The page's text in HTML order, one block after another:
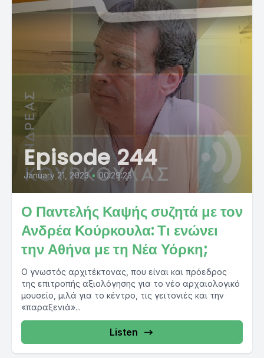
Episode 244
January 21, 2023 • 00:29:23
Ο Παντελής Καψής συζητά με τον
Ανδρέα Κούρκουλα: Τι ενώνει
την Αθήνα με τη Νέα Υόρκη;
Ο γνωστός αρχιτέκτονας, που είναι και πρόεδρος
της επιτροπής αξιολόγησης για το νέο αρχαιολογικό
μουσείο, μιλά για το κέντρο, τις γειτονιές και την
«παραξενιά»...
Listen